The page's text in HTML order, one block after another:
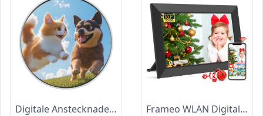
Digitale Anstecknadel – Bildschirm drahtlose Brosche, Touchscreen Elektronischer Pin mit 10-Stunden-Wiedergabe, Video-Foto-Display-Zubehör, intelligentes Kleidungs-Gadget, Tech-Modeartikel für
Frameo WLAN Digitaler Bilderrahmen 10,1 Zoll, HD 1280 * 800 IPS Touchscreen Elektronischer FotoRahmen mit 32GB Speicher, Auto Drehung, Einfache Weitergabe von Fotos Videos über Frameo App